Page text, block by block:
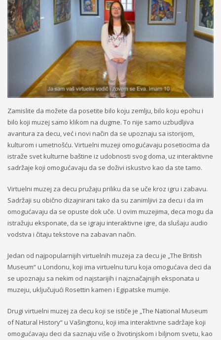
Zamislite da možete da posetite bilo koju zemlju, bilo koju epohu i
bilo koji muzej samo klikom na dugme. To nije samo uzbudljiva
avantura za decu, već i novi način da se upoznaju sa istorijom,
kulturom i umetnošću. Virtuelni muzeji omogućavaju posetiocima da
istraže svet kulturne baštine iz udobnosti svog doma, uz interaktivne
sadržaje koji omogućavaju da se doživi iskustvo kao da ste tamo.
Virtuelni muzej za decu pružaju priliku da se uče kroz igru i zabavu.
Sadržaji su obično dizajnirani tako da su zanimljivi za decu i da im
omogućavaju da se opuste dok uče. U ovim muzejima, deca mogu da
istražuju eksponate, da se igraju interaktivne igre, da slušaju audio
vodstva i čitaju tekstove na zabavan način.
Jedan od najpopularnijih virtuelnih muzeja za decu je „The British
Museum“ u Londonu, koji ima virtuelnu turu koja omogućava deci da
se upoznaju sa nekim od najstarijih i najznačajnijih eksponata u
muzeju, uključujući Rosettin kamen i Egipatske mumije.
Drugi virtuelni muzej za decu koji se ističe je „The National Museum
of Natural History“ u Vašingtonu, koji ima interaktivne sadržaje koji
omogućavaju deci da saznaju više o životinjskom i biljnom svetu, kao